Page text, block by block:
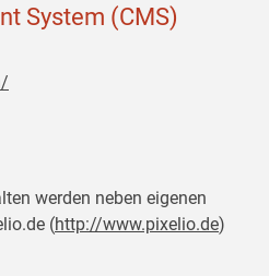
System (CMS)
werden neben eigenen
(http://www.pixelio.de)